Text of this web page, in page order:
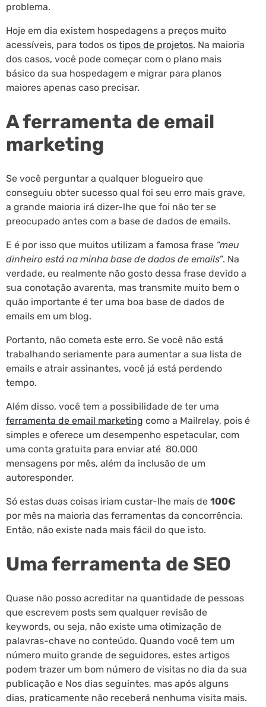
problema.
Hoje em dia existem hospedagens a preços muito
acessíveis, para todos os tipos de projetos. Na maioria
dos casos, você pode começar com o plano mais
básico da sua hospedagem e migrar para planos
maiores apenas caso precisar.
A ferramenta de email
marketing
Se você perguntar a qualquer blogueiro que
conseguiu obter sucesso qual foi seu erro mais grave,
a grande maioria irá dizer-lhe que foi não ter se
preocupado antes com a base de dados de emails.
E é por isso que muitos utilizam a famosa frase “meu
dinheiro está na minha base de dados de emails”. Na
verdade, eu realmente não gosto dessa frase devido a
sua conotação avarenta, mas transmite muito bem o
quão importante é ter uma boa base de dados de
emails em um blog.
Portanto, não cometa este erro. Se você não está
trabalhando seriamente para aumentar a sua lista de
emails e atrair assinantes, você já está perdendo
tempo.
Além disso, você tem a possibilidade de ter uma
ferramenta de email marketing como a Mailrelay, pois é
simples e oferece um desempenho espetacular, com
uma conta gratuita para enviar até 80.000
mensagens por mês, além da inclusão de um
autoresponder.
Só estas duas coisas iriam custar-lhe mais de 100€
por mês na maioria das ferramentas da concorrência.
Então, não existe nada mais fácil do que isto.
Uma ferramenta de SEO
Quase não posso acreditar na quantidade de pessoas
que escrevem posts sem qualquer revisão de
keywords, ou seja, não existe uma otimização de
palavras-chave no conteúdo. Quando você tem um
número muito grande de seguidores, estes artigos
podem trazer um bom número de visitas no dia da sua
publicação e Nos dias seguintes, mas após alguns
dias, praticamente não receberá nenhuma visita mais.